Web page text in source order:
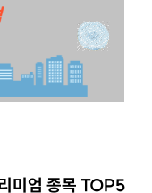
미엄 종목 TOP5